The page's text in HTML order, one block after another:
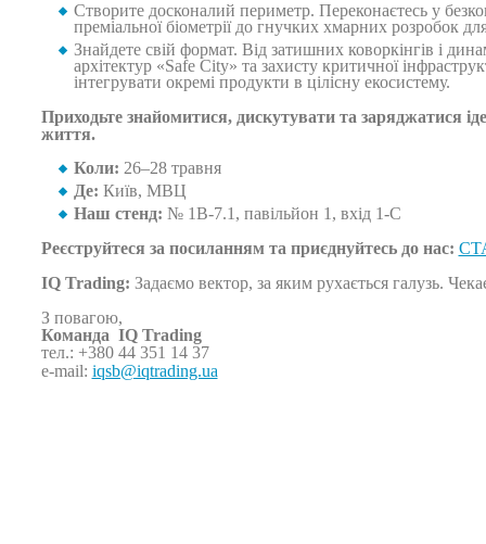
Створите досконалий периметр. Переконаєтесь у
преміальної біометрії до гнучких хмарних розробок
Знайдете свій формат. Від затишних коворкінгів і
архітектур «Safe City» та захисту критичної
інтегрувати окремі продукти в цілісну екосистему.
Приходьте знайомитися, дискутувати та заряджатися
життя.
Коли: 26–28 травня
Де: Київ, МВЦ
Наш стенд: № 1В-7.1, павільйон 1, вхід 1-С
Реєструйтеся за посиланням та приєднуйтесь до нас:
IQ Trading: Задаємо вектор, за яким рухається галузь.
З повагою,
Команда IQ Trading
тел.: +380 44 351 1437
e-mail: iqsb@iqtrading.ua